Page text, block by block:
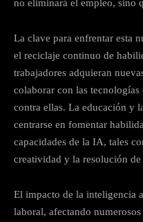
no eliminará el empleo, sino
La clave para enfrentar esta
el reciclaje continuo de
trabajadores adquieran
colaborar con las
contra ellas. La educación y
centrarse en fomentar
capacidades de la IA, tales
creatividad y la resolución
El impacto de la inteligencia
laboral, afectando numerosos